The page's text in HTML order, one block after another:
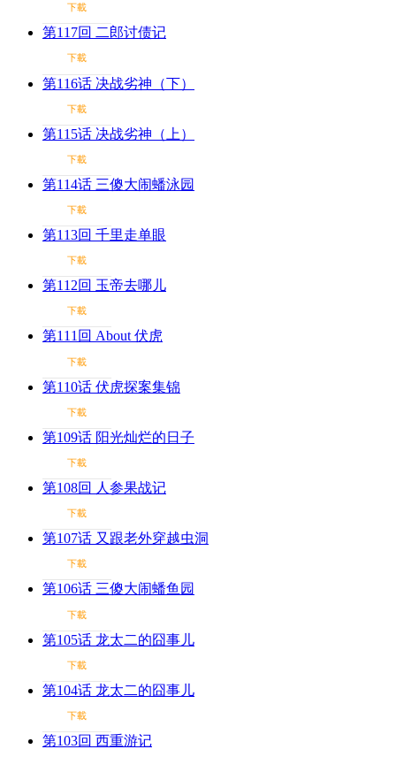
下載
第117回 二郎讨债记
下載
第116话 决战劣神（下）
下載
第115话 决战劣神（上）
下載
第114话 三傻大闹蟠泳园
下載
第113回 千里走单眼
下載
第112回 玉帝去哪儿
下載
第111回 About 伏虎
下載
第110话 伏虎探案集锦
下載
第109话 阳光灿烂的日子
下載
第108回 人参果战记
下載
第107话 又跟老外穿越虫洞
下載
第106话 三傻大闹蟠鱼园
下載
第105话 龙太二的囧事儿
下載
第104话 龙太二的囧事儿
下載
第103回 西重游记